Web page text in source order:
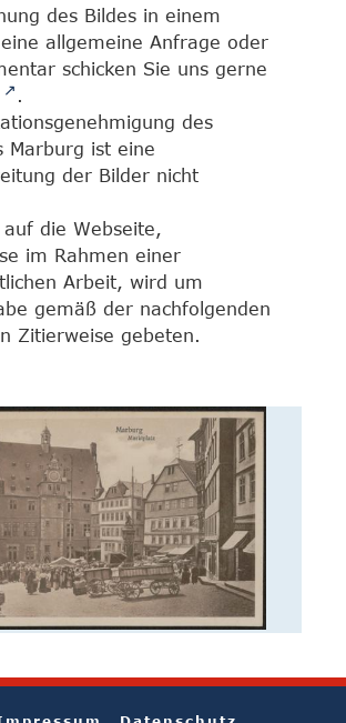
des Bildes in einem
allgemeine Anfrage oder
schicken Sie uns gerne
.
des
Marburg ist eine
der Bilder nicht
auf die Webseite,
im Rahmen einer
Arbeit, wird um
gemäß der nachfolgenden
Zitierweise gebeten.